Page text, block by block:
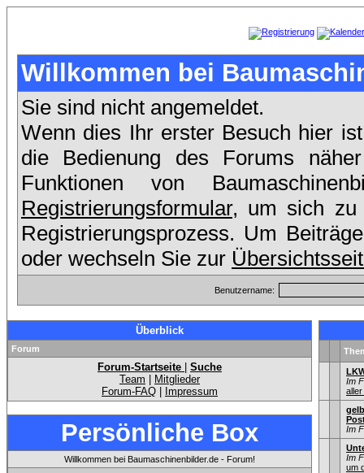
Willkommen bei
Sie sind nicht angemeldet.
Wenn dies Ihr erster Besuch hier
die Bedienung des Forums
Funktionen von
Registrierungsformular, um sich zu
Registrierungsprozess. Um
oder wechseln Sie zur
Benutzername:
Überblick
Forum
Forum-Startseite
Suche
Team
Mitglieder
Forum-FAQ
Impressum
Persönliche Box
Willkommen bei Baumaschinenbilder.de - Forum!
Im
aller
Im
Im
um